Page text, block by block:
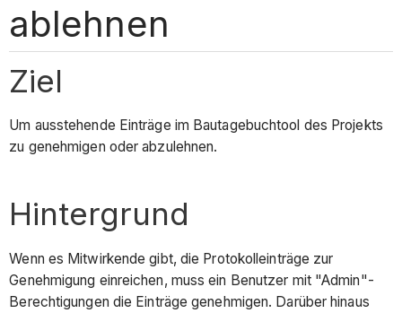
ablehnen
Ziel
Um ausstehende Einträge im Bautagebuchtool des Projekts
zu genehmigen oder abzulehnen.
Hintergrund
Wenn es Mitwirkende gibt, die Protokolleinträge zur
Genehmigung einreichen, muss ein Benutzer mit "Admin"-
Berechtigungen die Einträge genehmigen. Darüber hinaus